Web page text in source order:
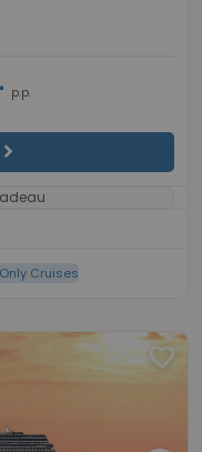
p.p.
chevron_right
Cruises
favorite